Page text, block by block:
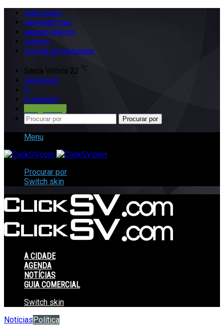
QUEM SOMOS
TELEFONES ÚTEIS
ANUNCIE CONOSCO
CONTATO
POLÍTICA DE PRIVACIDADE
Santa Vitória 22 ℃
Facebook
X
Instagram
Procurar por
Menu
Procurar por
Switch skin
A CIDADE
AGENDA
NOTÍCIAS
GUIA COMERCIAL
Switch skin
Notícias Política